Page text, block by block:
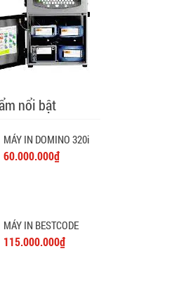
nổi bật
MÁY IN DOMINO 320i
60.000.000₫
MÁY IN BESTCODE
115.000.000₫